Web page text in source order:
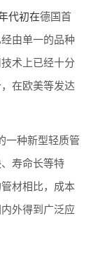
代初在德国首
由单一的品种
术上已经十分
在欧美等发达
一种新型轻质管
寿命长等特
材相比，成本
外得到广泛应